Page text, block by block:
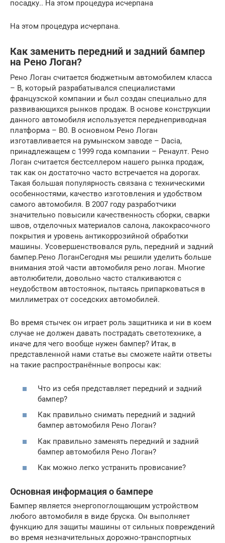
посадку.. На этом процедура исчерпана
На этом процедура исчерпана.
Как заменить передний и задний бампер
на Рено Логан?
Рено Логан считается бюджетным автомобилем класса
– В, который разрабатывался специалистами
французской компании и был создан специально для
развивающихся рынков продаж. В основе конструкции
данного автомобиля используется переднеприводная
платформа – В0. В основном Рено Логан
изготавливается на румынском заводе – Daciа,
принадлежащем с 1999 года компании – Ренаулт. Рено
Логан считается бестселлером нашего рынка продаж,
так как он достаточно часто встречается на дорогах.
Такая большая популярность связана с техническими
особенностями, качество изготовления и удобством
самого автомобиля. В 2007 году разработчики
значительно повысили качественность сборки, сварки
швов, отделочных материалов салона, лакокрасочного
покрытия и уровень антикоррозийной обработки
машины. Усовершенствовался руль, передний и задний
бампер.Рено ЛоганСегодня мы решили уделить больше
внимания этой части автомобиля рено логан. Многие
автолюбители, довольно часто сталкиваются с
неудобством автостоянок, пытаясь припарковаться в
миллиметрах от соседских автомобилей.
Во время стычек он играет роль защитника и ни в коем
случае не должен давать пострадать светотехнике, а
иначе для чего вообще нужен бампер? Итак, в
представленной нами статье вы сможете найти ответы
на такие распространённые вопросы как:
Что из себя представляет передний и задний
бампер?
Как правильно снимать передний и задний
бампер автомобиля Рено Логан?
Как правильно заменять передний и задний
бампер автомобиля Рено Логан?
Как можно легко устранить провисание?
Основная информация о бампере
Бампер является энергопоглощающим устройством
любого автомобиля в виде бруска. Он выполняет
функцию для защиты машины от сильных повреждений
во время незначительных дорожно-транспортных